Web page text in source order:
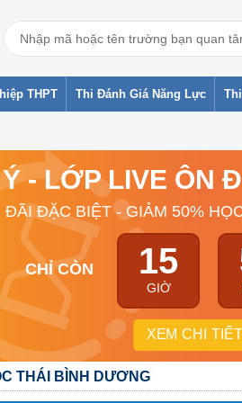
THPT Thi Đánh Giá Năng Lực
- LỚP LIVE ÔN
ĐÃI ĐẶC BIỆT - GIẢM 50%
CHỈ CÒN 15
GIỜ
XEM CHI TIẾT
THÁI BÌNH DƯƠNG